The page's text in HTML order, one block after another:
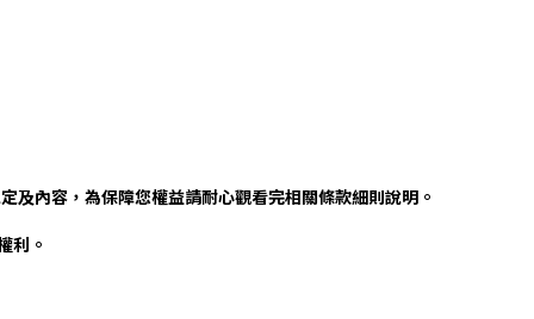
及內容，為保障您權益請耐心觀看完相關條款細則說明。
利。